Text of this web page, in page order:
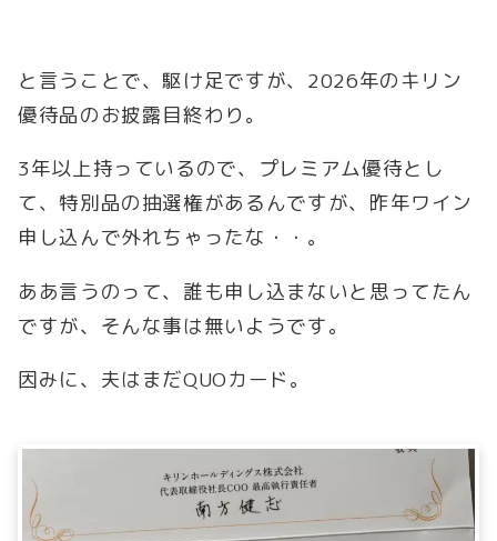
と言うことで、駆け足ですが、2026年のキリン
優待品のお披露目終わり。
3年以上持っているので、プレミアム優待とし
て、特別品の抽選権があるんですが、昨年ワイン
申し込んで外れちゃったな・・。
ああ言うのって、誰も申し込まないと思ってたん
ですが、そんな事は無いようです。
因みに、夫はまだQUOカード。